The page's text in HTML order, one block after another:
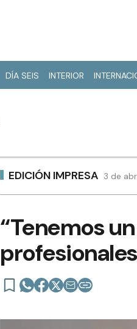
DÍA SEIS INTERIOR
EDICIÓN IMPRESA 3 de
“Tenemos